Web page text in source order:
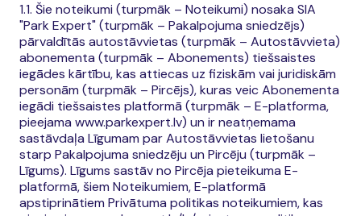
1.1. Šie noteikumi (turpmāk – Noteikumi) nosaka SIA
"Park Expert" (turpmāk – Pakalpojuma sniedzējs)
pārvaldītās autostāvvietas (turpmāk – Autostāvvieta)
abonementa (turpmāk – Abonements) tiešsaistes
iegādes kārtību, kas attiecas uz fiziskām vai juridiskām
personām (turpmāk – Pircējs), kuras veic Abonementa
iegādi tiešsaistes platformā (turpmāk – E-platforma,
pieejama www.parkexpert.lv) un ir neatņemama
sastāvdaļa Līgumam par Autostāvvietas lietošanu
starp Pakalpojuma sniedzēju un Pircēju (turpmāk –
Līgums). Līgums sastāv no Pircēja pieteikuma E-
platformā, šiem Noteikumiem, E-platformā
apstiprinātiem Privātuma politikas noteikumiem, kas